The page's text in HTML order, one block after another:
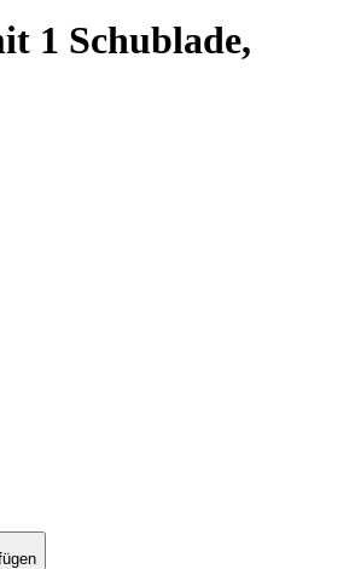
1 Schublade,